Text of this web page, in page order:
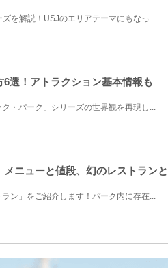
を解説！USJのエリアテーマにもなっ...
6選！アトラクション基本情報も
・パーク」シリーズの世界観を再現し...
ニューと値段、幻のレストラン
ン」をご紹介します！パーク内に存在...